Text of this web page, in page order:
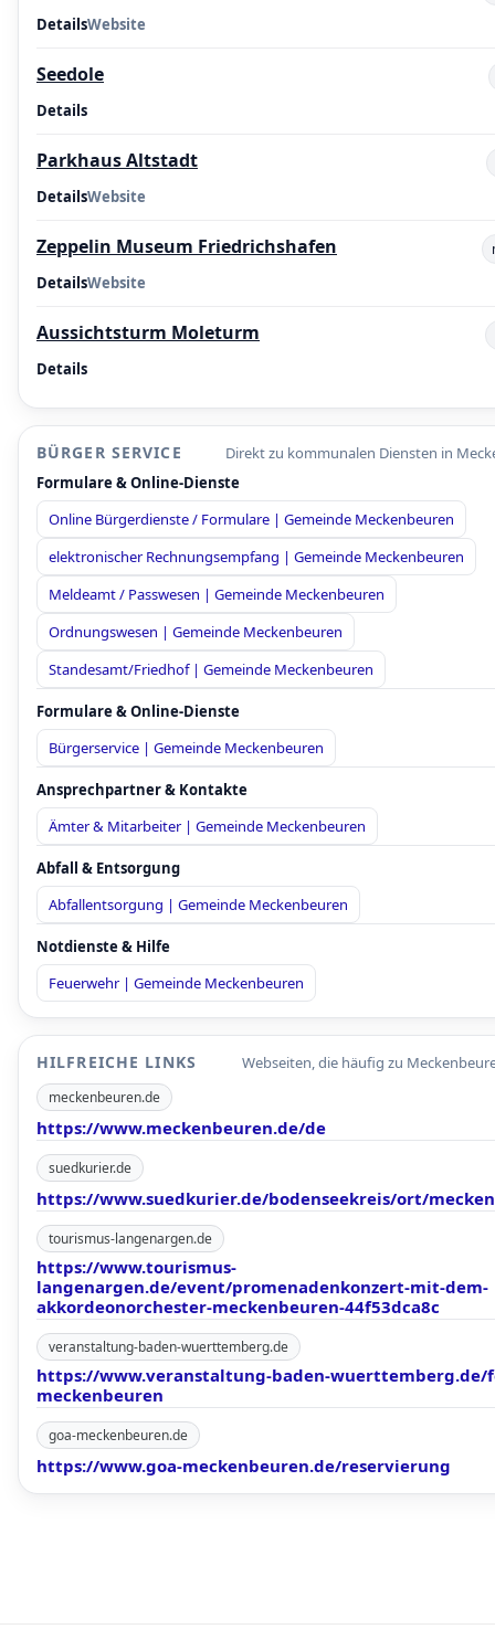
DetailsWebsite
Seedole
Details
Parkhaus Altstadt
DetailsWebsite
Zeppelin Museum Friedrichshafen
DetailsWebsite
Aussichtsturm Moleturm
Details
BÜRGER SERVICE
Direkt zu kommunalen Diensten in
Formulare & Online-Dienste
Online Bürgerdienste / Formulare | Gemeinde Meckenbeuren
elektronischer Rechnungsempfang | Gemeinde Meckenbeuren
Meldeamt / Passwesen | Gemeinde Meckenbeuren
Ordnungswesen | Gemeinde Meckenbeuren
Standesamt/Friedhof | Gemeinde Meckenbeuren
Formulare & Online-Dienste
Bürgerservice | Gemeinde Meckenbeuren
Ansprechpartner & Kontakte
Ämter & Mitarbeiter | Gemeinde Meckenbeuren
Abfall & Entsorgung
Abfallentsorgung | Gemeinde Meckenbeuren
Notdienste & Hilfe
Feuerwehr | Gemeinde Meckenbeuren
HILFREICHE LINKS Webseiten, die häufig zu
meckenbeuren.de
https://www.meckenbeuren.de/de
suedkurier.de
https://www.suedkurier.de/bodenseekreis/ort/
tourismus-langenargen.de
https://www.tourismus-
langenargen.de/event/promenadenkonzert-mit-dem-
akkordeonorchester-meckenbeuren-44f53dca8c
veranstaltung-baden-wuerttemberg.de
https://www.veranstaltung-baden-wuerttemberg.de/
meckenbeuren
goa-meckenbeuren.de
https://www.goa-meckenbeuren.de/reservierung